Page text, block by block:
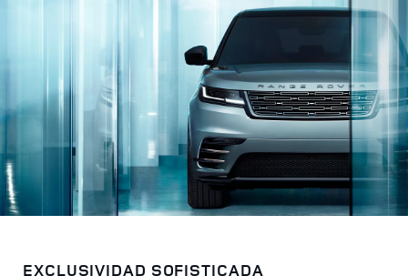
EXCLUSIVIDAD SOFISTICADA